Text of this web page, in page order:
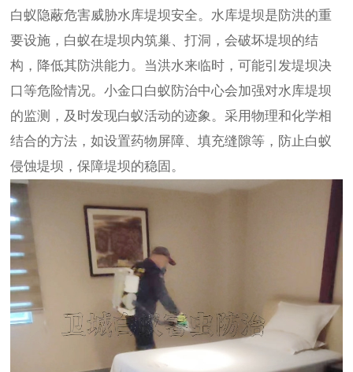
白蚁隐蔽危害威胁水库堤坝安全。水库堤坝是防洪的重
要设施，白蚁在堤坝内筑巢、打洞，会破坏堤坝的结
构，降低其防洪能力。当洪水来临时，可能引发堤坝决
口等危险情况。小金口白蚁防治中心会加强对水库堤坝
的监测，及时发现白蚁活动的迹象。采用物理和化学相
结合的方法，如设置药物屏障、填充缝隙等，防止白蚁
侵蚀堤坝，保障堤坝的稳固。